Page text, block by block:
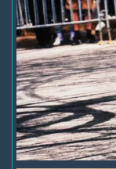
Loheac
4 jours